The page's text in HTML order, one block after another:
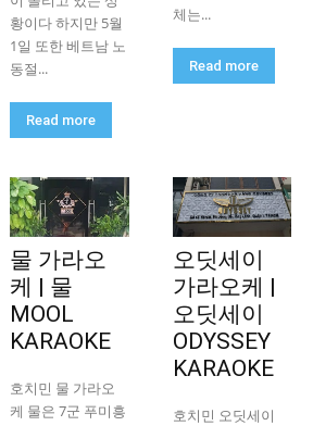
황이다 하지만 5월
1일 또한 베트남 노
동절...
Read more
체는...
Read more
물 가라오
케 | 물
MOOL
KARAOKE
호치민 물 가라오
케 물은 7군 푸미흥
오딧세이
가라오케 |
오딧세이
ODYSSEY
KARAOKE
호치민 오딧세이